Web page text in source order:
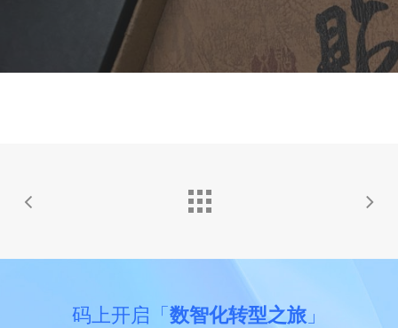
码上开启「 数智化转型之旅」